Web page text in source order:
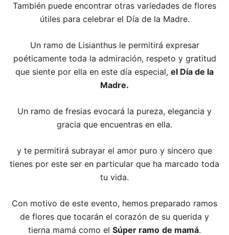
También puede encontrar otras variedades de flores
útiles para celebrar el Día de la Madre.
Un ramo de Lisianthus le permitirá expresar
poéticamente toda la admiración, respeto y gratitud
que siente por ella en este día especial, el Día de la
Madre.
Un ramo de fresias evocará la pureza, elegancia y
gracia que encuentras en ella.
y te permitirá subrayar el amor puro y sincero que
tienes por este ser en particular que ha marcado toda
tu vida.
Con motivo de este evento, hemos preparado ramos
de flores que tocarán el corazón de su querida y
tierna mamá como el Súper ramo de mamá.